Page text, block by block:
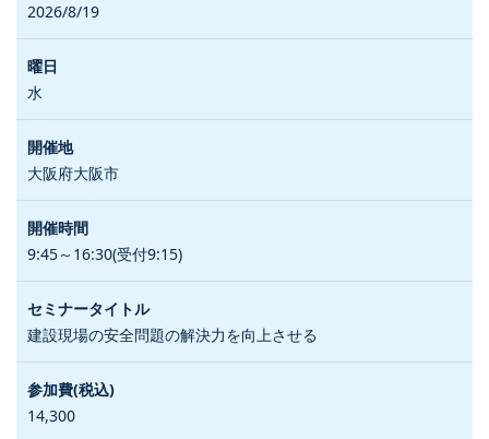
2026/8/19
水
大阪府大阪市
9:45～16:30(受付9:15)
建設現場の安全問題の解決力を向上させる
14,300